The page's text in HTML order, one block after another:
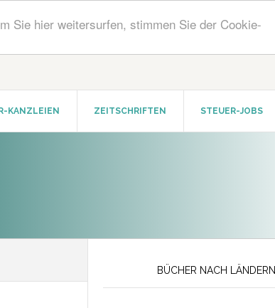
Sie hier weitersurfen, stimmen Sie der Cookie-
KANZLEIEN ZEITSCHRIFTEN STEUER-JOBS
BÜCHER NACH LÄNDERN